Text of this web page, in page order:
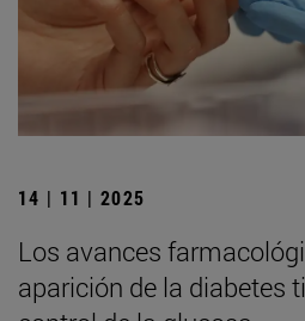
14 | 11 | 2025
Los avances
aparición de la diabetes